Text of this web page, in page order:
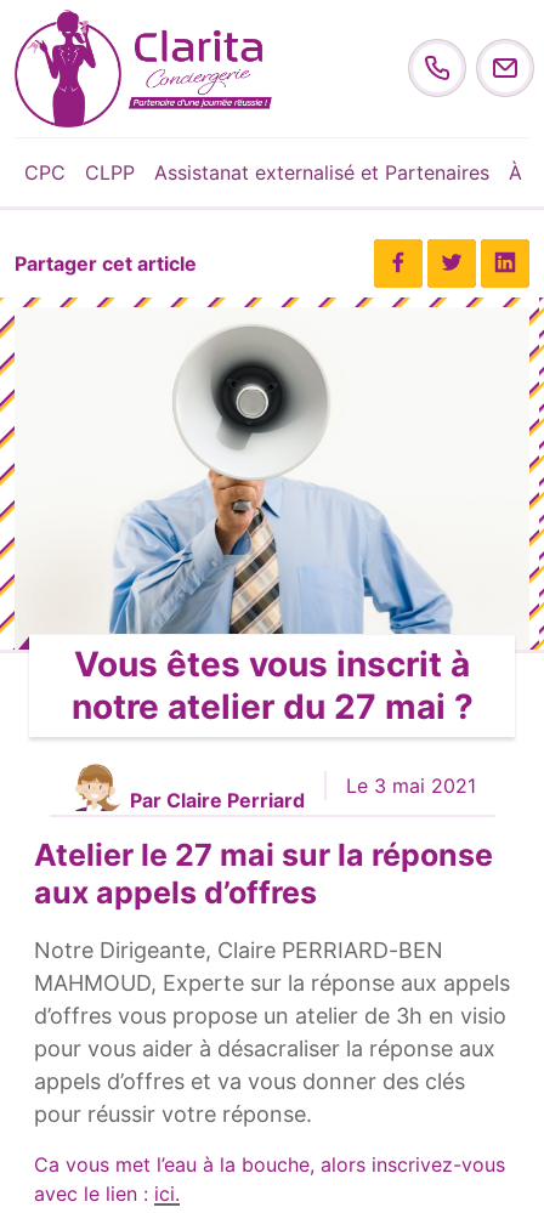
Skip to content
CPC CLPP Assistanat externalisé et Partenaires À
Partager cet article
Vous êtes vous inscrit à
notre atelier du 27 mai ?
Par Claire Perriard
Le 3 mai 2021
Atelier le 27 mai sur la réponse
aux appels d’offres
Notre Dirigeante, Claire PERRIARD-BEN
MAHMOUD, Experte sur la réponse aux appels
d’offres vous propose un atelier de 3h en visio
pour vous aider à désacraliser la réponse aux
appels d’offres et va vous donner des clés
pour réussir votre réponse.
Ca vous met l’eau à la bouche, alors inscrivez-vous
avec le lien : ici.